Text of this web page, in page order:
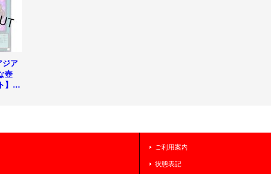
ジア
壺
】
ご利用案内
状態表記